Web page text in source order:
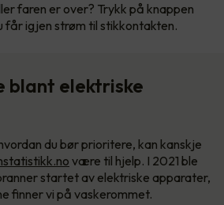
faren er over? Trykk på knappen
får igjen strøm til stikkontakten.
blant elektriske
du bør prioritere, kan kanskje
være til hjelp. I 2021 ble
startet av elektriske apparater,
finner vi på vaskerommet.